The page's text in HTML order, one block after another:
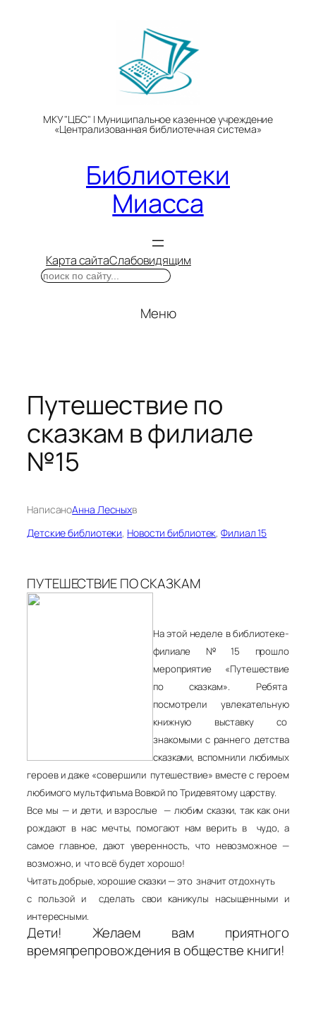
МКУ "ЦБС" | Муниципальное казенное учреждение
«Централизованная библиотечная система»
Библиотеки
Миасса
Карта сайтаСлабовидящим
Поиск
Меню
Путешествие по
сказкам в филиале
№15
НаписаноАнна Лесныхв
Детские библиотеки, Новости библиотек, Филиал 15
ПУТЕШЕСТВИЕ ПО СКАЗКАМ
На этой неделе в библиотеке-
филиале №15 прошло
мероприятие «Путешествие
по сказкам».
Ребята
посмотрели увлекательную
книжную выставку со
знакомыми с раннего детства
сказками, вспомнили любимых
героев и даже «совершили путешествие» вместе с героем
любимого мультфильма Вовкой по Тридевятому царству.
Все мы — и дети, и взрослые — любим сказки, так как они
рождают в нас мечты, помогают нам верить в чудо, а
самое главное, дают уверенность, что невозможное —
возможно, и что всё будет хорошо!
Читать добрые, хорошие сказки — это значит отдохнуть
с пользой и сделать свои каникулы насыщенными и
интересными.
Дети! Желаем вам приятного
времяпрепровождения в обществе книги!